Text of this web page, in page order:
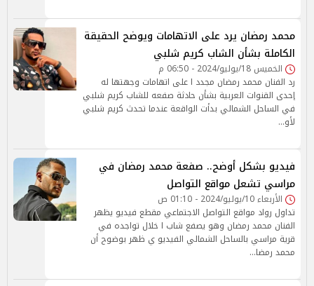
محمد رمضان يرد على الاتهامات ويوضح الحقيقة
الكاملة بشأن الشاب كريم شلبي
الخميس 18/يوليو/2024 - 06:50 م
رد الفنان محمد رمضان مجدد ا على اتهامات وجهتها له
إحدى القنوات العربية بشأن حادثة صفعه للشاب كريم شلبي
في الساحل الشمالي بدأت الواقعة عندما تحدث كريم شلبي
لأو…
فيديو بشكل أوضح.. صفعة محمد رمضان في
مراسي تشعل مواقع التواصل
الأربعاء 10/يوليو/2024 - 01:10 ص
تداول رواد مواقع التواصل الاجتماعي مقطع فيديو يظهر
الفنان محمد رمضان وهو يصفع شاب ا خلال تواجده في
قرية مراسي بالساحل الشمالي الفيديو ي ظهر بوضوح أن
محمد رمضا…